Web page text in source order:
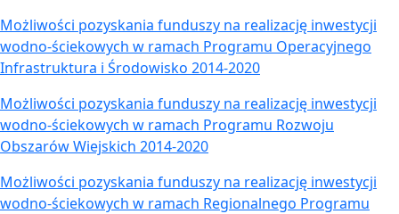
Możliwości pozyskania funduszy na realizację inwestycji
wodno-ściekowych w ramach Programu Operacyjnego
Infrastruktura i Środowisko 2014-2020
Możliwości pozyskania funduszy na realizację inwestycji
wodno-ściekowych w ramach Programu Rozwoju
Obszarów Wiejskich 2014-2020
Możliwości pozyskania funduszy na realizację inwestycji
wodno-ściekowych w ramach Regionalnego Programu